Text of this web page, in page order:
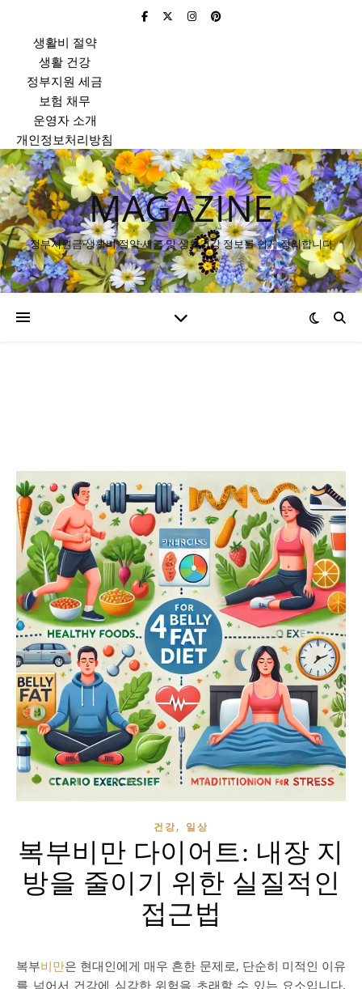
생활비 절약
생활 건강
정부지원 세금
보험 채무
운영자 소개
개인정보처리방침
MAGAZINE
정부지원금·생활비 절약·세금 및 생활건강 정보를 쉽게 정리합니다
건강, 일상
복부비만 다이어트: 내장 지
방을 줄이기 위한 실질적인
접근법
복부비만은 현대인에게 매우 흔한 문제로, 단순히 미적인 이유
를 넘어서 건강에 심각한 위험을 초래할 수 있는 요소입니다.